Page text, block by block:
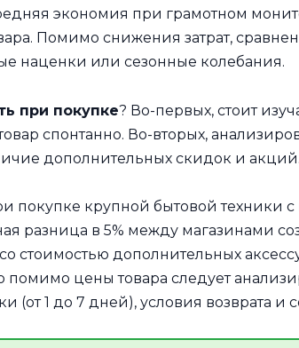
экономия при грамотном
Помимо снижения затрат,
наценки или сезонные колебания.
при покупке? Во-первых, стоит
спонтанно. Во-вторых,
дополнительных скидок и акций.
покупке крупной бытовой техники
разница в 5% между магазинами
стоимостью дополнительных
помимо цены товара следует
(от 1 до 7 дней), условия возврата и